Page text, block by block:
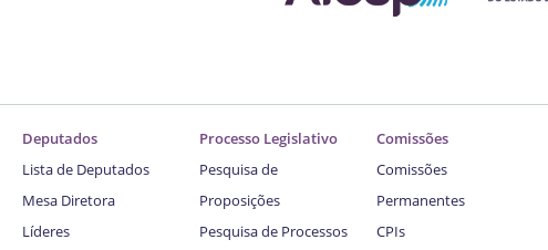
Deputados
Lista de Deputados
Mesa Diretora
Líderes
Processo Legislativo
Pesquisa de
Proposições
Pesquisa de Processos
Comissões
Comissões
Permanentes
CPIs